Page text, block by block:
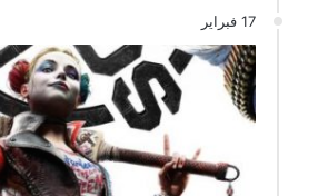
17 فبراير